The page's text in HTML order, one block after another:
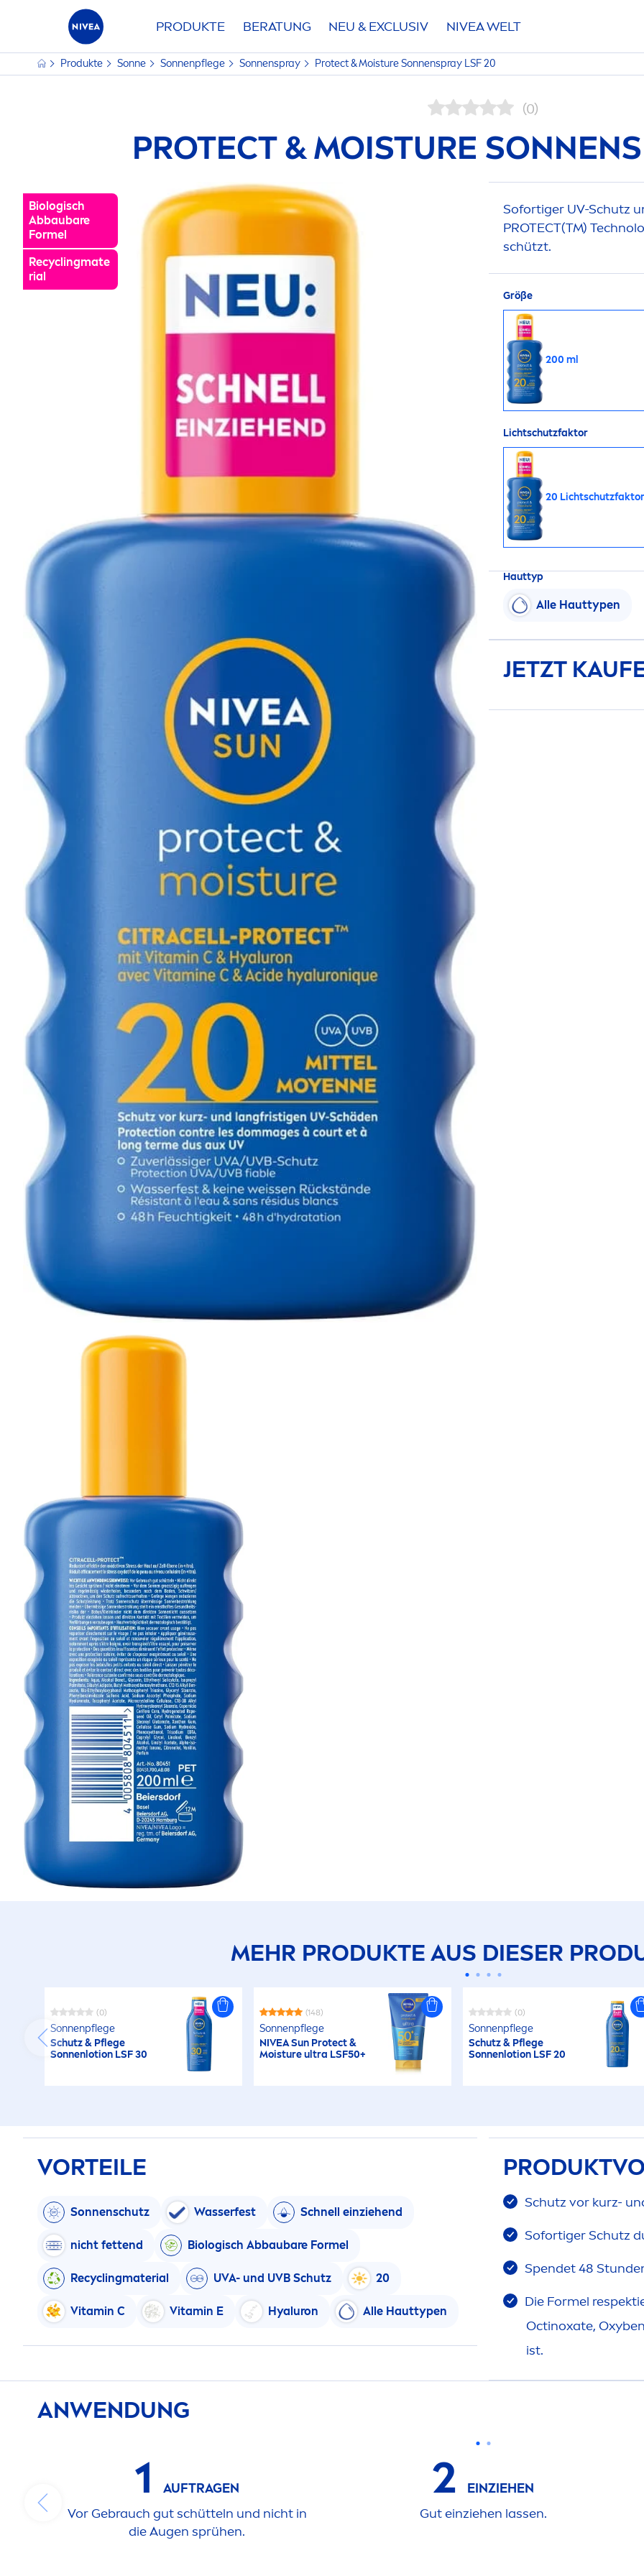
PRODUKTE BERATUNG NEU & EXCLUSIV NIVEAWELT
Produkte Sonne Sonnenpflege Sonnenspray Protect& Moisture Sonnenspray LSF 20
(0)
PROTECT& MOISTURE
Biologisch
Abbaubare
Formel
Recyclingmate
rial
Sofortiger UV-Schutz
PROTECT(TM)
schützt.
Größe
200 ml
Lichtschutzfaktor
20 Lichtschutzfaktor
Hauttyp
Alle Hauttypen
JETZT
MEHR PRODUKTE AUS DIESER
(0)
Sonnenpflege
Schutz & Pflege
Sonnenlotion LSF 30
(148)
Sonnenpflege
NIVEASun Protect&
Moisture ultra LSF50+
(0)
Sonnenpflege
Schutz & Pflege
Sonnenlotion LSF 20
VORTEILE
Sonnenschutz Wasserfest Schnell einziehend
nicht fettend Biologisch Abbaubare Formel
Recyclingmaterial UVA- und UVB Schutz 20
Vitamin C Vitamin E Hyaluron Alle Hauttypen
Schutz vor kurz-
Sofortiger Schutz
Spendet 48
Die Formel
Octinoxate,
ist.
ANWENDUNG
1
AUFTRAGEN
Vor Gebrauch gut schütteln und nicht in
die Augen sprühen.
2
EINZIEHEN
Gut einziehen lassen.